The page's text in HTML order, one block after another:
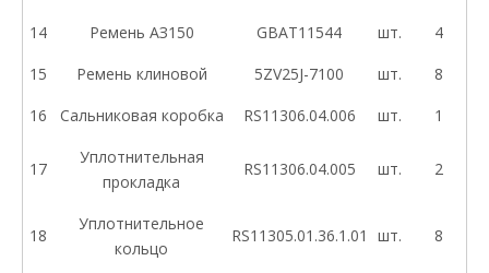
14 Ремень АЗ150 GBAT11544 шт.
4
15
Ремень клиновой 5ZV25J-7100 шт.
8
16
Сальниковая коробка RS11306.04.006 шт. 1
17
Уплотнительная
прокладка
RS11306.04.005 шт. 2
18
Уплотнительное
кольцо
RS11305.01.36.1.01 шт. 8